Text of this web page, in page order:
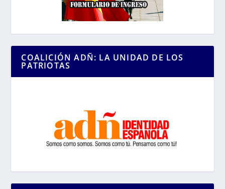
COALICIÓN ADÑ: LA UNIDAD DE LOS
PATRIOTAS